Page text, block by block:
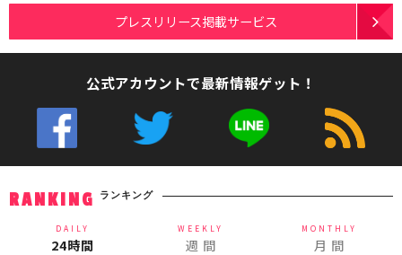
プレスリリース掲載サービス
公式アカウントで最新情報ゲット！
RANKING ランキング
DAILY
24時間
WEEKLY
週 間
MONTHLY
月 間